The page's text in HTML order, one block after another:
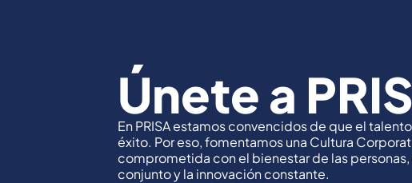
Únete a
En PRISA estamos convencidos de que el
éxito. Por eso, fomentamos una Cultura
comprometida con el bienestar de las
conjunto y la innovación constante.